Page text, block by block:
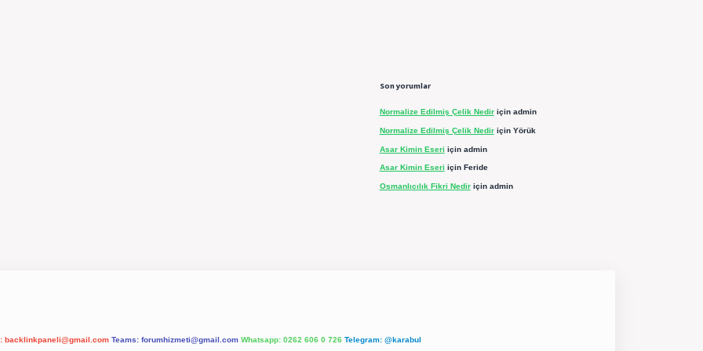
Son yorumlar
Normalize Edilmiş Çelik Nediriçin admin
Normalize Edilmiş Çelik Nediriçin Yörük
Asar Kimin Eseri için admin
Asar Kimin Eseri için Feride
Osmanlıcılık Fikri Nediriçin admin
backlinkpaneli@gmail.com Teams: forumhizmeti@gmail.com Whatsapp: 0262 606 0 726 Telegram: @karabul